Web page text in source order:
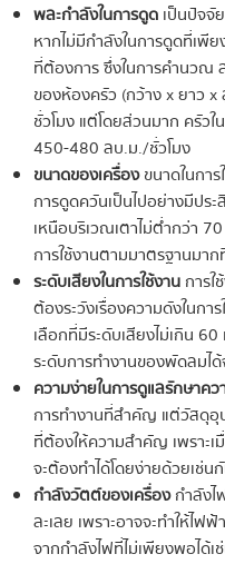
พละกำลังในการดูด เป็นปัจจั
หากไม่มีกำลังในการดูดที่เพี
ที่ต้องการ ซึ่งในการคำนวณ
ของห้องครัว (กว้าง x ยาว
ชั่วโมง แต่โดยส่วนมาก ครัว
450-480 ลบ.ม./ชั่วโมง
ขนาดของเครื่องขนาดในกา
การดูดควันเป็นไปอย่างมีปร
เหนือบริเวณเตาไม่ต่ำกว่า
การใช้งานตามมาตรฐานมา
ระดับเสียงในการใช้งาน การ
ต้องระวังเรื่องความดังในก
เลือกที่มีระดับเสียงไม่เกิน
ระดับการทำงานของพัดลมไ
ความง่ายในการดูแลรักษาค
การทำงานที่สำคัญ แต่วัสดุ
ที่ต้องให้ความสำคัญ เพราะ
จะต้องทำได้โดยง่ายด้วยเช่น
กำลังวัตต์ของเครื่องกำลังไ
ละเลย เพราะอาจจะทำให้ไฟ
จากกำลังไฟที่ไม่เพียงพอได้เ